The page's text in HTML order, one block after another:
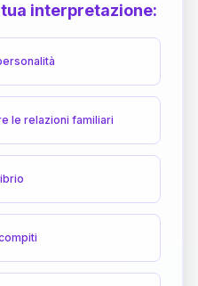
interpretazione:
le relazioni familiari